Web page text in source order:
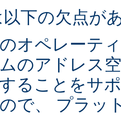
下の欠点が
オペレーテ
のアドレス
ることをサ
で、 プラッ